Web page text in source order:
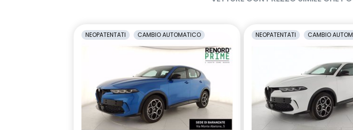
NEOPATENTATI CAMBIO AUTOMATICO NEOPATENTATI CAMBIO